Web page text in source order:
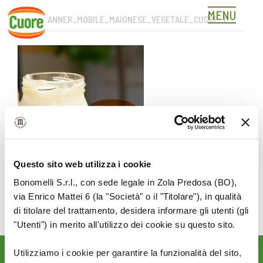
Questo sito web utilizza i cookie
Bonomelli S.r.l., con sede legale in Zola Predosa (BO),
via Enrico Mattei 6 (la "Società" o il "Titolare"), in qualità
di titolare del trattamento, desidera informare gli utenti (gli
"Utenti") in merito all'utilizzo dei cookie su questo sito.
Utilizziamo i cookie per garantire la funzionalità del sito,
Skip
content
MENU
HOME-BANNER_MOBILE_MAIONESE_VEGETALE_CUORE_1